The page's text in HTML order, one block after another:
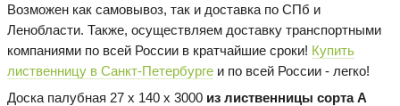
Возможен как самовывоз, так и доставка по СПб и
Ленобласти. Также, осуществляем доставку транспортными
компаниями по всей России в кратчайшие сроки! Купить
лиственницу в Санкт-Петербурге и по всей России - легко!
Доска палубная 27 х 140 х 3000 из лиственницы сорта А